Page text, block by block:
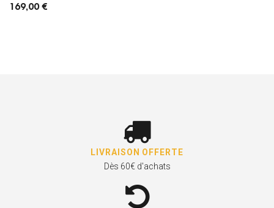
169,00 €
LIVRAISON OFFERTE
Dès 60€ d'achats